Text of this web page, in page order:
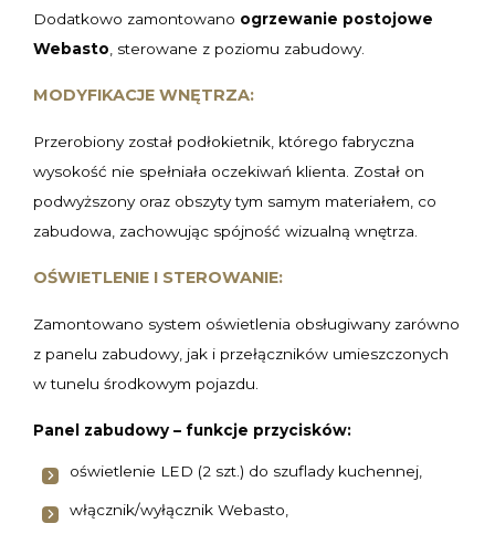
Dodatkowo zamontowano ogrzewanie postojowe
Webasto , sterowane z poziomu zabudowy.
MODYFIKACJE WNĘTRZA:
Przerobiony został podłokietnik, którego fabryczna
wysokość nie spełniała oczekiwań klienta. Został on
podwyższony oraz obszyty tym samym materiałem, co
zabudowa, zachowując spójność wizualną wnętrza.
OŚWIETLENIE I STEROWANIE:
Zamontowano system oświetlenia obsługiwany zarówno
z panelu zabudowy, jak i przełączników umieszczonych
w tunelu środkowym pojazdu.
Panel zabudowy – funkcje przycisków:
oświetlenie LED (2 szt.) do szuflady kuchennej,
włącznik/wyłącznik Webasto,